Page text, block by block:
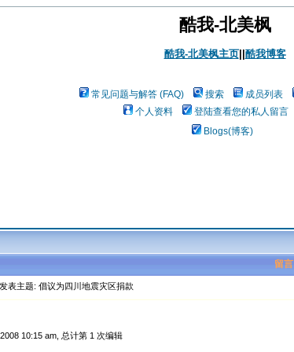
酷我-北美枫
酷我-北美枫主页|| 酷我博客
常见问题与解答 (FAQ) 搜索 成员列表
个人资料
登陆查看您的私人留言
Blogs(博客)
留言
表主题: 倡议为四川地震灾区捐款
10:15 am, 总计第 1 次编辑